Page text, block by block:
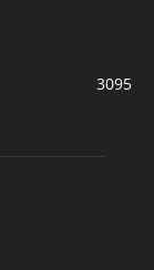
3095